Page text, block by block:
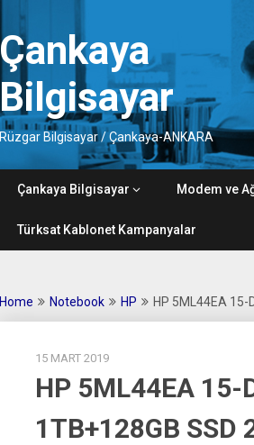
Çankaya
Bilgisayar
Rüzgar Bilgisayar / Çankaya-ANKARA
Çankaya Bilgisayar Modem ve
Türksat Kablonet Kampanyalar
Home Notebook HP HP 5ML44EA 15-
15 MART 2019
HP 5ML44EA 15-
1TB+128GB SSD